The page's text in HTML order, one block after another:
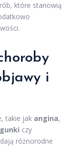
które stanowią
i
takie jak angina,
czy
różnorodne